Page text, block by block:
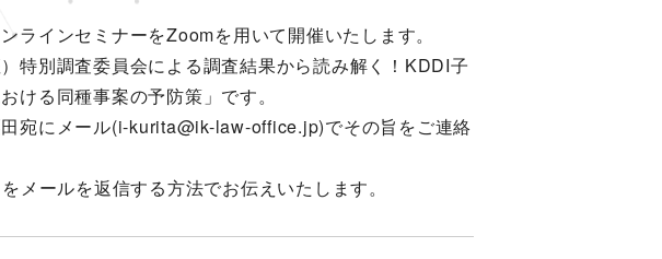
ラインセミナーをZoomを用いて開催いたします。
特別調査委員会による調査結果から読み解く！KDDI子
ける同種事案の予防策」です。
宛にメール(i-kurita@ik-law-office.jp)でその旨をご連絡
メールを返信する方法でお伝えいたします。